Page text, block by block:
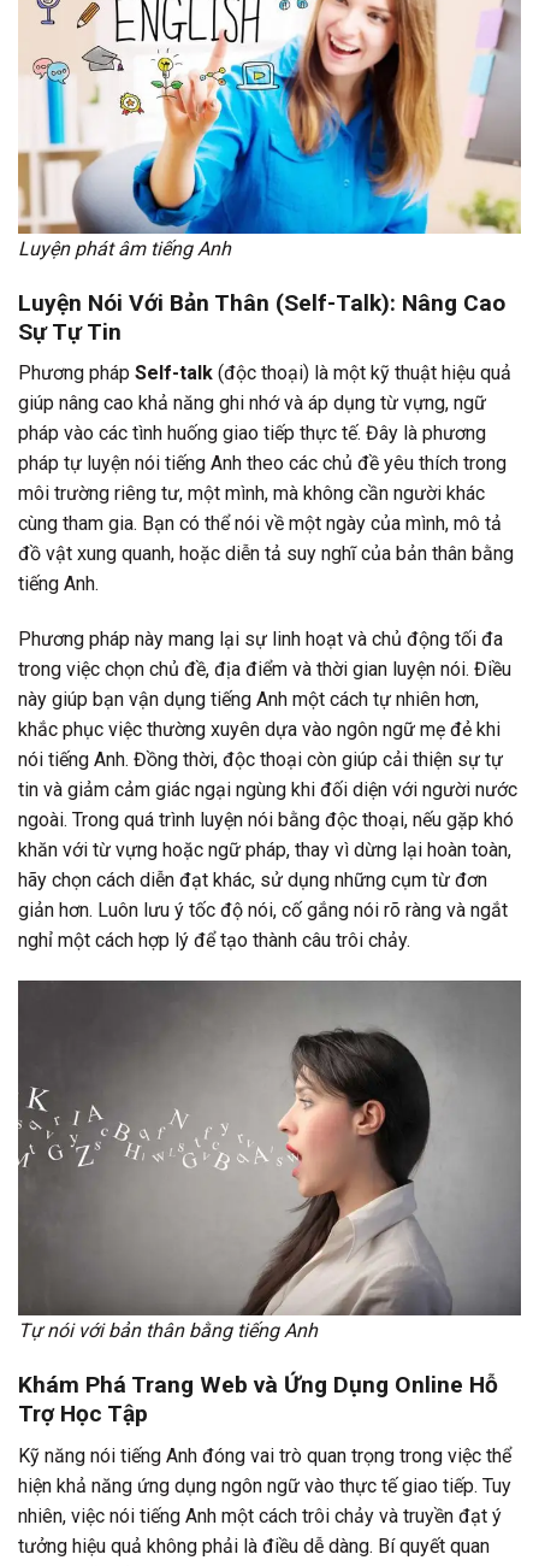
Luyện phát âm tiếng Anh
Luyện Nói Với Bản Thân (Self-Talk): Nâng Cao
Sự Tự Tin
Phương pháp Self-talk (độc thoại) là một kỹ thuật hiệu quả
giúp nâng cao khả năng ghi nhớ và áp dụng từ vựng, ngữ
pháp vào các tình huống giao tiếp thực tế. Đây là phương
pháp tự luyện nói tiếng Anh theo các chủ đề yêu thích trong
môi trường riêng tư, một mình, mà không cần người khác
cùng tham gia. Bạn có thể nói về một ngày của mình, mô tả
đồ vật xung quanh, hoặc diễn tả suy nghĩ của bản thân bằng
tiếng Anh.
Phương pháp này mang lại sự linh hoạt và chủ động tối đa
trong việc chọn chủ đề, địa điểm và thời gian luyện nói. Điều
này giúp bạn vận dụng tiếng Anh một cách tự nhiên hơn,
khắc phục việc thường xuyên dựa vào ngôn ngữ mẹ đẻ khi
nói tiếng Anh. Đồng thời, độc thoại còn giúp cải thiện sự tự
tin và giảm cảm giác ngại ngùng khi đối diện với người nước
ngoài. Trong quá trình luyện nói bằng độc thoại, nếu gặp khó
khăn với từ vựng hoặc ngữ pháp, thay vì dừng lại hoàn toàn,
hãy chọn cách diễn đạt khác, sử dụng những cụm từ đơn
giản hơn. Luôn lưu ý tốc độ nói, cố gắng nói rõ ràng và ngắt
nghỉ một cách hợp lý để tạo thành câu trôi chảy.
Tự nói với bản thân bằng tiếng Anh
Khám Phá Trang Web và Ứng Dụng Online Hỗ
Trợ Học Tập
Kỹ năng nói tiếng Anh đóng vai trò quan trọng trong việc thể
hiện khả năng ứng dụng ngôn ngữ vào thực tế giao tiếp. Tuy
nhiên, việc nói tiếng Anh một cách trôi chảy và truyền đạt ý
tưởng hiệu quả không phải là điều dễ dàng. Bí quyết quan